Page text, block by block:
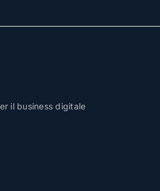
il business digitale